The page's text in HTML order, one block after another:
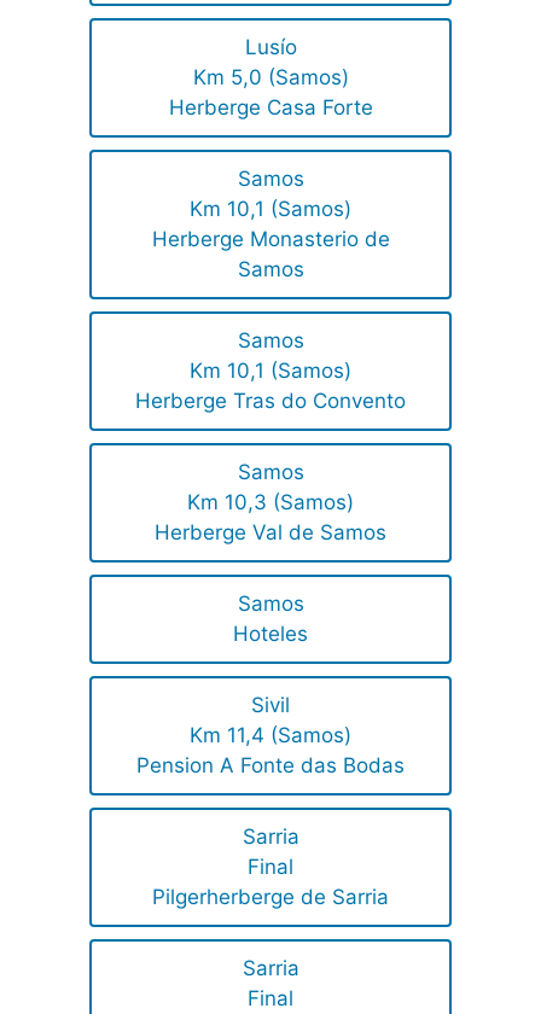
Lusío
Km 5,0 (Samos)
Herberge Casa Forte
Samos
Km 10,1 (Samos)
Herberge Monasterio de
Samos
Samos
Km 10,1 (Samos)
Herberge Tras do Convento
Samos
Km 10,3 (Samos)
Herberge Val de Samos
Samos
Hoteles
Sivil
Km 11,4 (Samos)
Pension A Fonte das Bodas
Sarria
Final
Pilgerherberge de Sarria
Sarria
Final